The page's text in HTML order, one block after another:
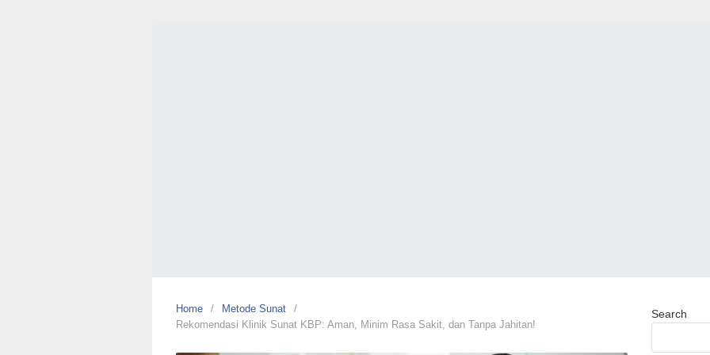
Home
Metode Sunat
Rekomendasi Klinik Sunat KBP: Aman, Minim Rasa Sakit, dan Tanpa Jahitan!
Search